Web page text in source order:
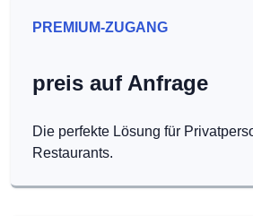
PREMIUM-ZUGANG
preis auf Anfrage
Die perfekte Lösung für
Restaurants.